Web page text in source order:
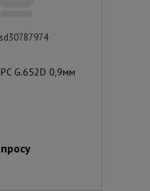
G.652D 0,9мм